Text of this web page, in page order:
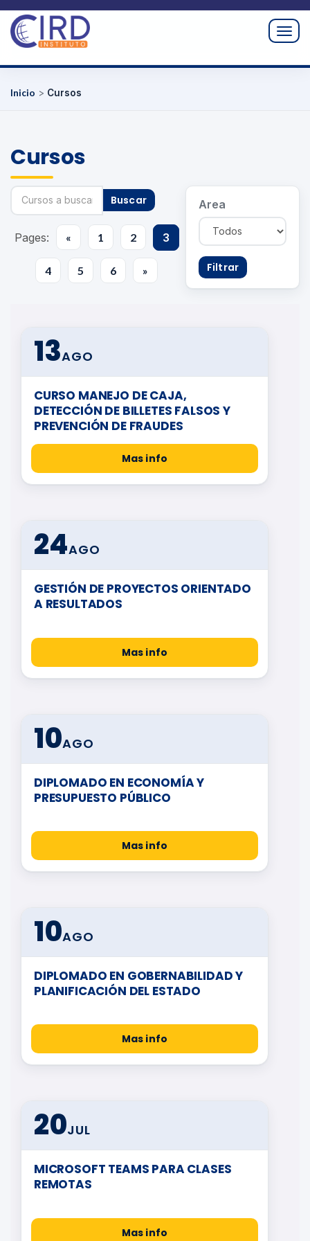
Inicio > Cursos
Cursos
Area
Filtrar
Buscar
Pages: « 1 2 3
4 5 6 »
13AGO
CURSO MANEJO DE CAJA,
DETECCIÓN DE BILLETES FALSOS Y
PREVENCIÓN DE FRAUDES
Mas info
24AGO
GESTIÓN DE PROYECTOS ORIENTADO
A RESULTADOS
Mas info
10AGO
DIPLOMADO EN ECONOMÍA Y
PRESUPUESTO PÚBLICO
Mas info
10AGO
DIPLOMADO EN GOBERNABILIDAD Y
PLANIFICACIÓN DEL ESTADO
Mas info
20JUL
MICROSOFT TEAMS PARA CLASES
REMOTAS
Mas info